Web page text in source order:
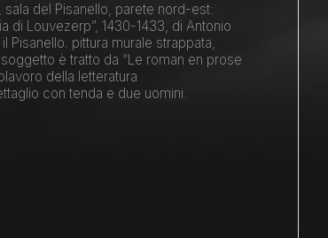
sala del Pisanello, parete nord-est:
di Louvezerp”, 1430-1433, di Antonio
Pisanello. pittura murale strappata,
è tratto da “Le roman en prose
della letteratura
con tenda e due uomini.